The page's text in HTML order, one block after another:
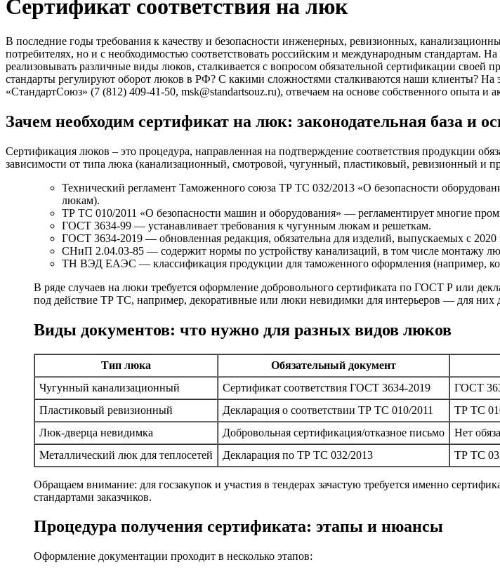
Сертификат соответствия на люк
В последние годы требования к качеству и безопасности инженерных, ревизионных,
потребителях, но и с необходимостью соответствовать российским и международным
реализовывать различные виды люков, сталкивается с вопросом обязательной сертификации
стандарты регулируют оборот люков в РФ? С какими сложностями сталкиваются наши клиенты?
«СтандартСоюз» (7 (812) 409-41-50, msk@standartsouz.ru), отвечаем на основе собственного опыта и
Зачем необходим сертификат на люк: законодательная база и
Сертификация люков – это процедура, направленная на подтверждение соответствия продукции
зависимости от типа люка (канализационный, смотровой, чугунный, пластиковый, ревизионный
Технический регламент Таможенного союза ТР ТС 032/2013 «О безопасности
люкам).
ТР ТС 010/2011 «О безопасности машин и оборудования» — регламентирует многие
ГОСТ 3634-99 — устанавливает требования к чугунным люкам и решеткам.
ГОСТ 3634-2019 — обновленная редакция, обязательна для изделий, выпускаемых с 2020
СНиП 2.04.03-85 — содержит нормы по устройству канализаций, в том числе монтажу
ТН ВЭД ЕАЭС — классификация продукции для таможенного оформления (например,
В ряде случаев на люки требуется оформление добровольного сертификата по ГОСТ Р или
под действие ТР ТС, например, декоративные или люки невидимки для интерьеров — для них
Виды документов: что нужно для разных видов люков
Тип люка Обязательный документ
Чугунный канализационный
Сертификат соответствия ГОСТ 3634-2019
ГОСТ
Пластиковый ревизионный
Декларация о соответствии ТР ТС 010/2011
ТР ТС
Люк-дверца невидимка
Добровольная сертификация/отказное письмо
Нет
Металлический люк для теплосетей
Декларация по ТР ТС 032/2013 ТР ТС
Обращаем внимание: для госзакупок и участия в тендерах зачастую требуется именно
стандартами заказчиков.
Процедура получения сертификата: этапы и нюансы
Оформление документации проходит в несколько этапов: